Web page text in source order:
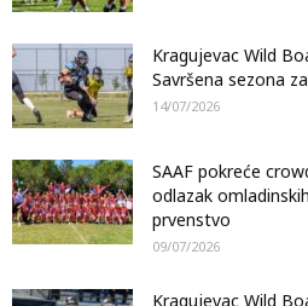
Kragujevac Wild
Savršena sezona
14/07/2026
SAAF pokreće
odlazak
prvenstvo
09/07/2026
Kragujevac Wild